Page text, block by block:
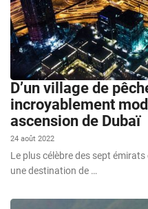
D’un village de
incroyablement
ascension de Dubaï
24 août 2022
Le plus célèbre des sept
une destination de …